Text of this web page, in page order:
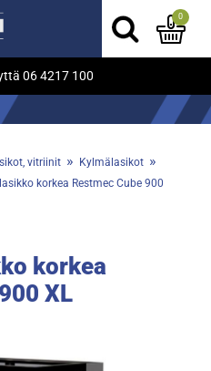
06 4217 100
0
vitriinit » Kylmälasikot »
korkea Restmec Cube 900
korkea
XL